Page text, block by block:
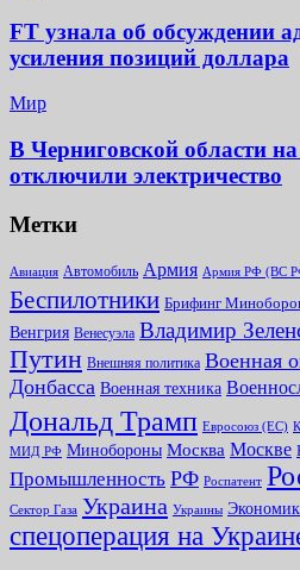
FT узнала об обсуждении
усиления позиций доллара
Мир
В Черниговской области
отключили электричество
Метки
Авиация Автомобиль Армия Армия РФ (ВС
Беспилотники Брифинг
Венгрия Венесуэла Владимир
Путин Внешняя политика Военная
Донбасса Военная техника
Дональд Трамп Евросоюз (ЕС)
МИД РФ Минобороны Москва Москве
Промышленность РФ Роспатент
Сектор Газа Украина Украины
спецоперация на